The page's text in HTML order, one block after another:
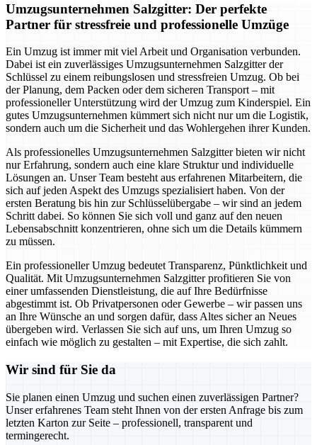
Umzugsunternehmen Salzgitter: Der perfekte
Partner für stressfreie und professionelle Umzüge
Ein Umzug ist immer mit viel Arbeit und Organisation verbunden.
Dabei ist ein zuverlässiges Umzugsunternehmen Salzgitter der
Schlüssel zu einem reibungslosen und stressfreien Umzug. Ob bei
der Planung, dem Packen oder dem sicheren Transport – mit
professioneller Unterstützung wird der Umzug zum Kinderspiel. Ein
gutes Umzugsunternehmen kümmert sich nicht nur um die Logistik,
sondern auch um die Sicherheit und das Wohlergehen ihrer Kunden.
Als professionelles Umzugsunternehmen Salzgitter bieten wir nicht
nur Erfahrung, sondern auch eine klare Struktur und individuelle
Lösungen an. Unser Team besteht aus erfahrenen Mitarbeitern, die
sich auf jeden Aspekt des Umzugs spezialisiert haben. Von der
ersten Beratung bis hin zur Schlüsselübergabe – wir sind an jedem
Schritt dabei. So können Sie sich voll und ganz auf den neuen
Lebensabschnitt konzentrieren, ohne sich um die Details kümmern
zu müssen.
Ein professioneller Umzug bedeutet Transparenz, Pünktlichkeit und
Qualität. Mit Umzugsunternehmen Salzgitter profitieren Sie von
einer umfassenden Dienstleistung, die auf Ihre Bedürfnisse
abgestimmt ist. Ob Privatpersonen oder Gewerbe – wir passen uns
an Ihre Wünsche an und sorgen dafür, dass Altes sicher an Neues
übergeben wird. Verlassen Sie sich auf uns, um Ihren Umzug so
einfach wie möglich zu gestalten – mit Expertise, die sich zahlt.
Wir sind für Sie da
Sie planen einen Umzug und suchen einen zuverlässigen Partner?
Unser erfahrenes Team steht Ihnen von der ersten Anfrage bis zum
letzten Karton zur Seite – professionell, transparent und
termingerecht.